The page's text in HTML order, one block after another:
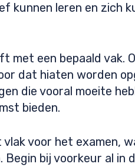
kunnen leren en zich
met een bepaald vak.
dat hiaten worden
die vooral moeite
bieden.
voor het examen,
bij voorkeur al in